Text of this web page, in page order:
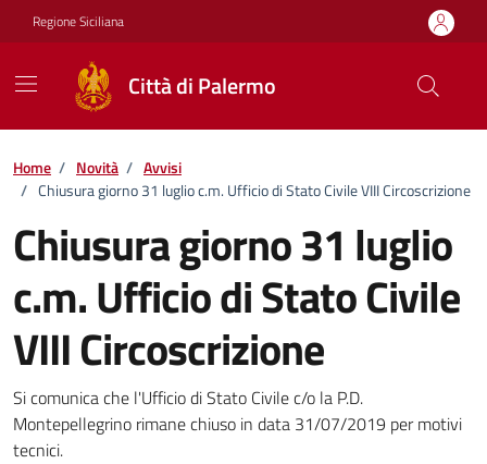
Vai ai contenuti
Vai al footer
Regione Siciliana
Città di Palermo
Home / Novità / Avvisi
/ Chiusura giorno 31 luglio c.m. Ufficio di Stato Civile VIII Circoscrizione
Chiusura giorno 31 luglio
c.m. Ufficio di Stato Civile
VIII Circoscrizione
Dettagli della notizia
Si comunica che l'Ufficio di Stato Civile c/o la P.D.
Montepellegrino rimane chiuso in data 31/07/2019 per motivi
tecnici.